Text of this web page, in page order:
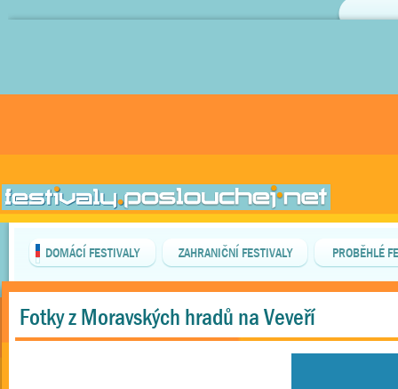
DOMÁCÍ FESTIVALY ZAHRANIČNÍ FESTIVALY PROBĚHLÉ
Fotky z Moravských hradů na Veveří